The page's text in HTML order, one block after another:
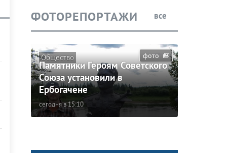
ФОТОРЕПОРТАЖИ все
фото
Общество
Памятники Героям Советского
Союза установили в
Ербогачене
сегодня в 15:10